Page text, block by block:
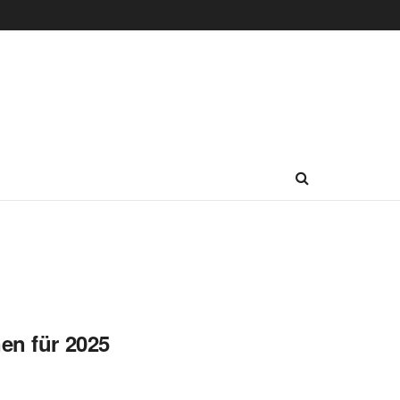
für 2025